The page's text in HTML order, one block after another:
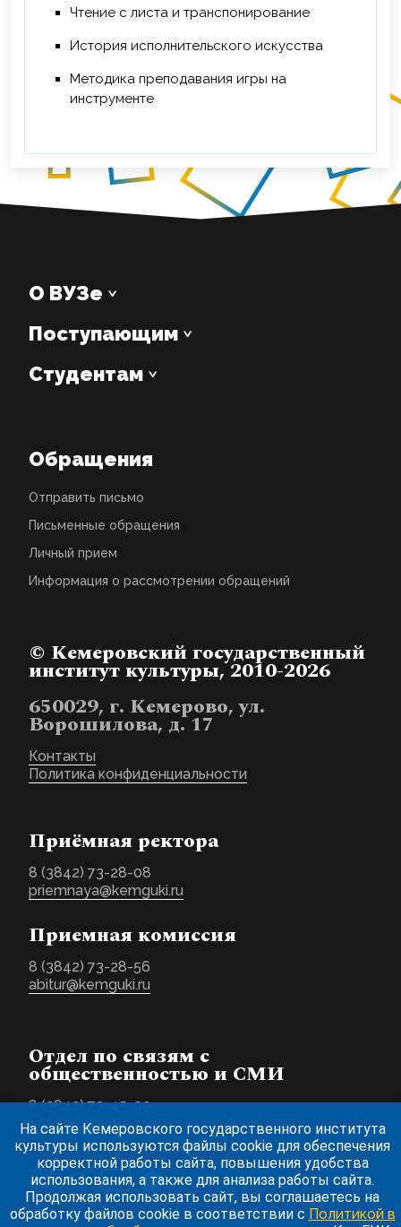
Чтение с листа и транспонирование
История исполнительского искусства
Методика преподавания игры на
инструменте
О ВУЗе
Поступающим
Студентам
Обращения
Отправить письмо
Письменные обращения
Личный прием
Информация о рассмотрении обращений
© Кемеровский государственный
институт культуры, 2010-2026
650029, г. Кемерово, ул.
Ворошилова, д. 17
Контакты
Политика конфиденциальности
Приёмная ректора
8 (3842) 73-28-08
priemnaya@kemguki.ru
Приемная комиссия
8 (3842) 73-28-56
abitur@kemguki.ru
Отдел по связям с
общественностью и СМИ
8 (3842) 73-45-99
pr@kemguki.ru
На сайте Кемеровского государственного института
культуры используются файлы cookie для обеспечения
корректной работы сайта, повышения удобства
использования, а также для анализа работы сайта.
Продолжая использовать сайт, вы соглашаетесь на
обработку файлов cookie в соответствии с Политикой в